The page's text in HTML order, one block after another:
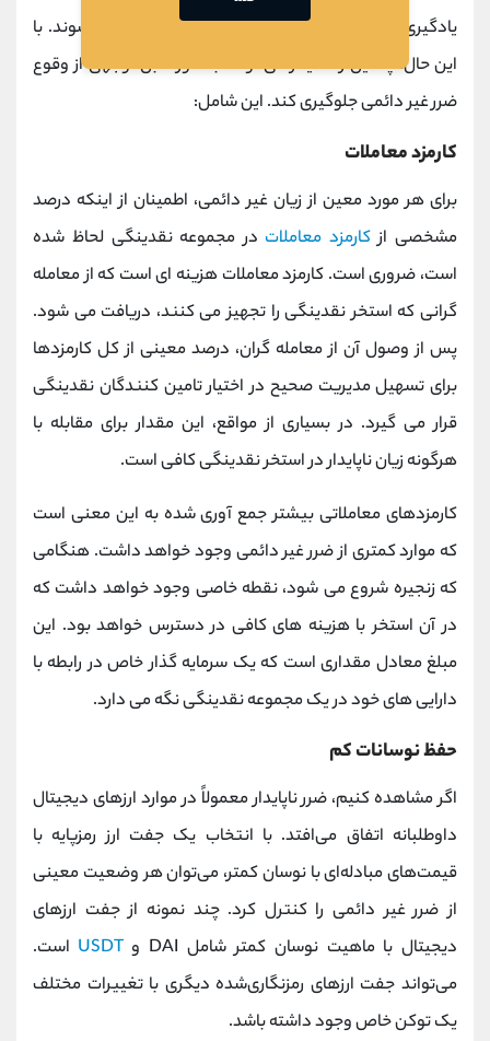
یادگیری اصول Defi به خوبی با این روش ها آشنا می شوند. با
این حال، چندین راه دیگر می تواند به طور قابل توجهی از وقوع
ضرر غیر دائمی جلوگیری کند. این شامل:
کارمزد معاملات
برای هر مورد معین از زیان غیر دائمی، اطمینان از اینکه درصد
مشخصی ازکارمزد معاملات در مجموعه نقدینگی لحاظ شده
است، ضروری است. کارمزد معاملات هزینه ای است که از معامله
گرانی که استخر نقدینگی را تجهیز می کنند، دریافت می شود.
پس از وصول آن از معامله گران، درصد معینی از کل کارمزدها
برای تسهیل مدیریت صحیح در اختیار تامین کنندگان نقدینگی
قرار می گیرد. در بسیاری از مواقع، این مقدار برای مقابله با
هرگونه زیان ناپایدار در استخر نقدینگی کافی است.
کارمزدهای معاملاتی بیشتر جمع آوری شده به این معنی است
که موارد کمتری از ضرر غیر دائمی وجود خواهد داشت. هنگامی
که زنجیره شروع می شود، نقطه خاصی وجود خواهد داشت که
در آن استخر با هزینه های کافی در دسترس خواهد بود. این
مبلغ معادل مقداری است که یک سرمایه گذار خاص در رابطه با
دارایی های خود در یک مجموعه نقدینگی نگه می دارد.
حفظ نوسانات کم
اگر مشاهده کنیم، ضرر ناپایدار معمولاً در موارد ارزهای دیجیتال
داوطلبانه اتفاق می‌افتد. با انتخاب یک جفت ارز رمزپایه با
قیمت‌های مبادله‌ای با نوسان کمتر، می‌توان هر وضعیت معینی
از ضرر غیر دائمی را کنترل کرد. چند نمونه از جفت ارزهای
دیجیتال با ماهیت نوسان کمتر شامل DAI و
USDT است.
می‌تواند جفت ارزهای رمزنگاری‌شده دیگری با تغییرات مختلف
یک توکن خاص وجود داشته باشد.